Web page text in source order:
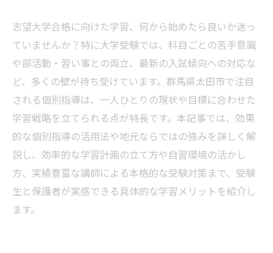
志望大学合格に向けた学習、何から始めたら良いか迷っ
ていませんか？特に大学受験では、科目ごとの苦手意識
や部活動・習い事との両立、最新の入試傾向への対応な
ど、多くの壁が待ち受けています。群馬県太田市で注目
される個別指導は、一人ひとりの現状や目標に合わせた
学習戦略を立てられる点が特長です。本記事では、効果
的な個別指導の活用法や地元ならではの強みを詳しく解
説し、効率的な学習計画の立て方や自習環境の活かし
方、実績豊富な講師による本格的な受験対策まで、受験
生と保護者が実感できる具体的な学習メリットを紹介し
ます。